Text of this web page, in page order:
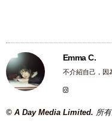
Emma C.
不介紹自己，因
© A Day Media Limited. 所